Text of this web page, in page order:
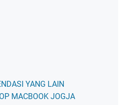
YANG LAIN
MACBOOK JOGJA